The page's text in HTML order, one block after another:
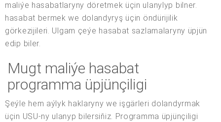
maliýe hasabatlaryny döretmek üçin ulanylyp bilner.
hasabat bermek we dolandyryş üçin öndürijilik
görkezijileri. Ulgam çeýe hasabat sazlamalaryny üpjün
edip biler.
Mugt maliýe hasabat
programma üpjünçiligi
Şeýle hem aýlyk haklaryny we işgärleri dolandyrmak
üçin USU-ny ulanyp bilersiňiz. Programma üpjünçiligi